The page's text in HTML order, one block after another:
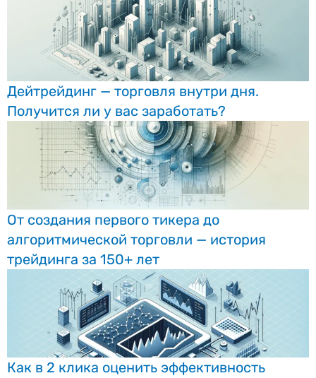
Дейтрейдинг — торговля внутри дня.
Получится ли у вас заработать?
От создания первого тикера до
алгоритмической торговли — история
трейдинга за 150+ лет
Как в 2 клика оценить эффективность